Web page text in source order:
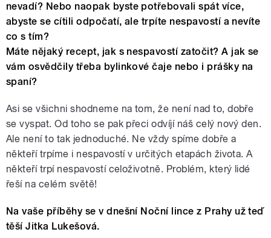
nevadí? Nebo naopak byste potřebovali spát více,
abyste se cítili odpočatí, ale trpíte nespavostí a nevíte
co s tím?
Máte nějaký recept, jak s nespavostí zatočit? A jak se
vám osvědčily třeba bylinkové čaje nebo i prášky na
spaní?
Asi se všichni shodneme na tom, že není nad to, dobře
se vyspat. Od toho se pak přeci odvíjí náš celý nový den.
Ale není to tak jednoduché. Ne vždy spíme dobře a
někteří trpíme i nespavostí v určitých etapách života. A
někteří trpí nespavostí celoživotně. Problém, který lidé
řeší na celém světě!
Na vaše příběhy se v dnešní Noční lince z Prahy už teď
těší Jitka Lukešová.